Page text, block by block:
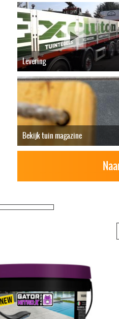
Levering
Bekijk tuin magazine